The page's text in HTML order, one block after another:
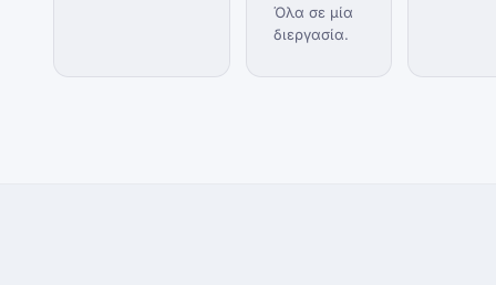
Όλα σε μία
διεργασία.